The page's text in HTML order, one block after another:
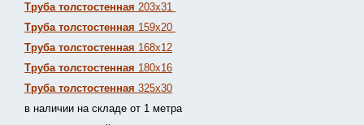
Труба толстостенная 203х31
Труба толстостенная 159х20
Труба толстостенная 168х12
Труба толстостенная 180х16
Труба толстостенная 325х30
в наличии на складе от 1 метра